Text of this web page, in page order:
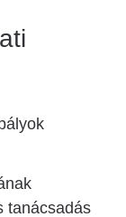
tanácsadás